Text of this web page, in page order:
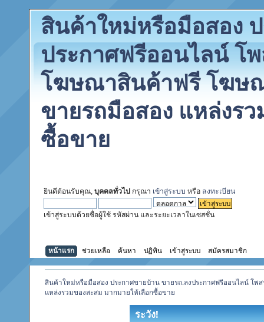
สินค้าใหม่หรือมือสอง
ประกาศฟรีออนไลน์ โ
โฆษณาสินค้าฟรี โฆษ
ขายรถมือสอง แหล่งร
ซื้อขาย
ยินดีต้อนรับคุณ, บุคคลทั่วไป กรุณา เข้าสู่ระบบ หรือ ลงทะเบียน
เข้าสู่ระบบด้วยชื่อผู้ใช้ รหัสผ่าน และระยะเวลาในเซสชั่น
หน้าแรก ช่วยเหลือ ค้นหา ปฏิทิน เข้าสู่ระบบ สมัครสมาชิก
สินค้าใหม่หรือมือสอง ประกาศขายบ้าน ขายรถ.ลงประกาศฟรีออนไลน์
แหล่งรวมของสะสม มากมายให้เลือกซื้อขาย
ระวัง!